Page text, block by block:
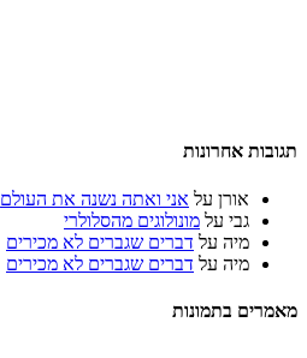
תגובות אחרונות
אורן על אני ואתה נשנה את העולם
גבי על מונולוגים מהסלולרי
מיה על דברים שגברים לא מכירים
מיה על דברים שגברים לא מכירים
מאמרים בתמונות